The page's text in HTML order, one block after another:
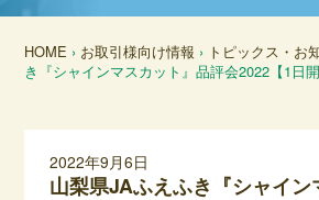
HOME › お取引様向け情報 › トピックス・お
き『シャインマスカット』品評会2022【1日開
2022年9月6日
山梨県JAふえふき『シャイン